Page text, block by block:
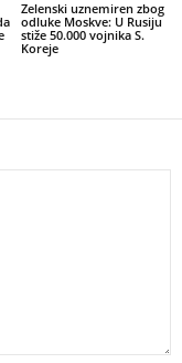
Zelenski uznemiren zbog
odluke Moskve: U Rusiju
stiže 50.000 vojnika S.
Koreje